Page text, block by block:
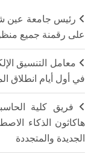
رئيس جامعة عين
على رقمنة جميع
في أول أيام انطلاق
فريق كلية
هاكاثون الذكاء
الجديدة والمتجددة